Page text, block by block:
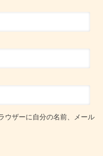
ウザーに自分の名前、メール